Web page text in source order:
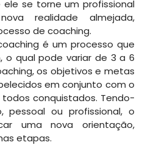
se torne um profissional
realidade almejada,
de coaching.
é um processo que
o qual pode variar de 3 a 6
os objetivos e metas
em conjunto com o
conquistados. Tendo-
pessoal ou profissional, o
uma nova orientação,
etapas.